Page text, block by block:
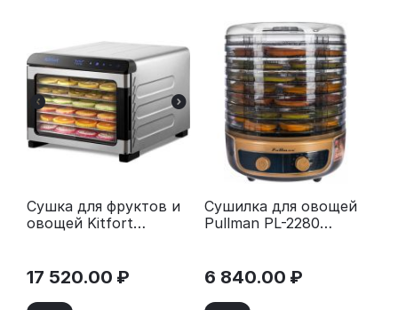
Сушка для фруктов и
овощей Kitfort
17 520.00 ₽
Сушилка для овощей
Pullman PL-2280
6 840.00 ₽